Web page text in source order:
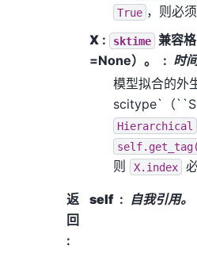
True ，则必
X : sktime 兼容
=None）。
时
模型拟合的外
scitype`（
Hierarchical
则 X.index
返
回
:
self 自我引用。